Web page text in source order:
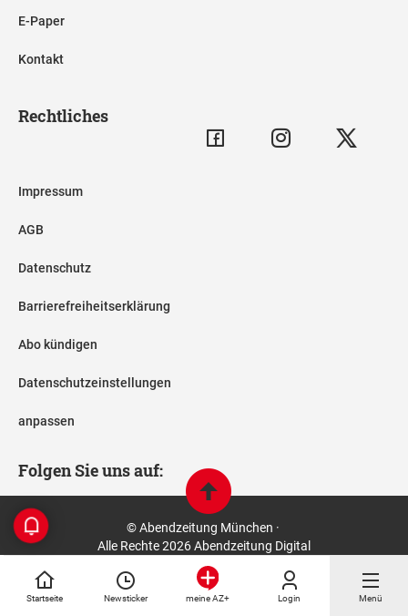
Startseite Newsticker meine AZ+ Login Menü
E-Paper
Kontakt
Rechtliches
Impressum
AGB
Datenschutz
Barrierefreiheitserklärung
Abo kündigen
Datenschutzeinstellungen
anpassen
Folgen Sie uns auf:
© Abendzeitung München ·
Alle Rechte 2026 Abendzeitung Digital